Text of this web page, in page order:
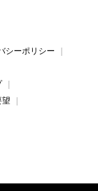
シーポリシー
望